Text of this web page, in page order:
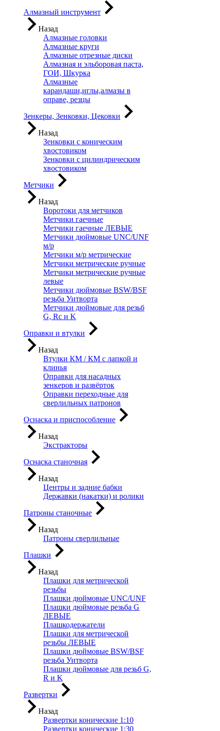
Алмазный инструмент
Назад
Алмазные головки
Алмазные круги
Алмазные отрезные диски
Алмазная и эльборовая паста,
ГОИ, Шкурка
Алмазные
карандаши,иглы,алмазы в
оправе, резцы
Зенкеры, Зенковки, Цековки
Назад
Зенковки с коническим
хвостовиком
Зенковки с цилиндрическим
хвостовиком
Метчики
Назад
Воротоки для метчиков
Метчики гаечные
Метчики гаечные ЛЕВЫЕ
Метчики дюймовые UNC/UNF
м/р
Метчики м/р метрические
Метчики метрические ручные
Метчики метрические ручные
левые
Метчики дюймовые BSW/BSF
резьба Уитворта
Метчики дюймовые для резьб
G, Rc и K
Оправки и втулки
Назад
Втулки КМ / КМ с лапкой и
клинья
Оправки для насадных
зенкеров и развёрток
Оправки переходные для
сверлильных патронов
Оснаска и приспособление
Назад
Экстракторы
Оснаска станочная
Назад
Центры и задние бабки
Державки (накатки) и ролики
Патроны станочные
Назад
Патроны сверлильные
Плашки
Назад
Плашки для метрической
резьбы
Плашки дюймовые UNC/UNF
Плашки дюймовые резьба G
ЛЕВЫЕ
Плашкодержатели
Плашки для метрической
резьбы ЛЕВЫЕ
Плашки дюймовые BSW/BSF
резьба Уитворта
Плашки дюймовые для резьб G,
R и K
Развертки
Назад
Развертки конические 1:10
Развертки конические 1:30